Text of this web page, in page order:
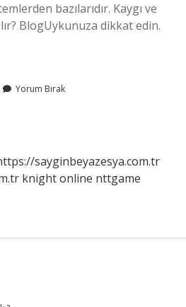
bazılarıdır. Kaygı ve
BlogUykunuza dikkat edin.
Yorum Bırak
sayginbeyazesya.com.tr
knight online nttgame